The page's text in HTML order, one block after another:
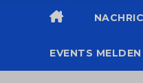
EVENTS MELDEN